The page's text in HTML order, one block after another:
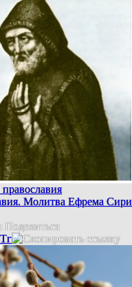
Молитва Ефрема
Поделиться